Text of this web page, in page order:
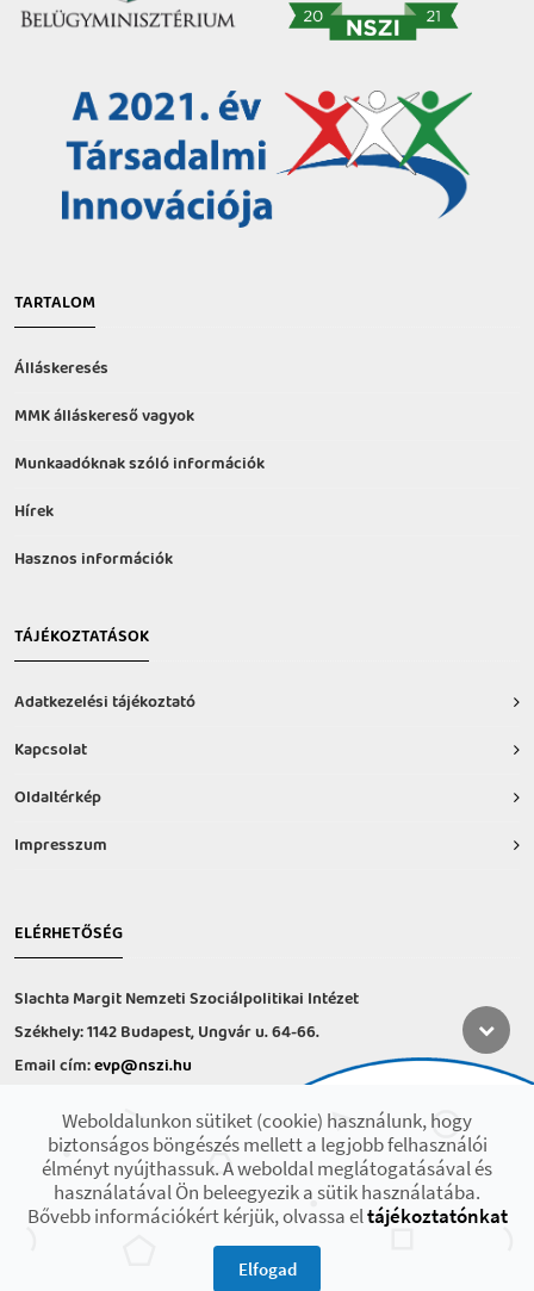
TARTALOM
Álláskeresés
MMK álláskereső vagyok
Munkaadóknak szóló információk
Hírek
Hasznos információk
TÁJÉKOZTATÁSOK
Adatkezelési tájékoztató
Kapcsolat
Oldaltérkép
Impresszum
ELÉRHETŐSÉG
Slachta Margit Nemzeti Szociálpolitikai Intézet
Székhely: 1142 Budapest, Ungvár u. 64-66.
Email cím:evp@nszi.hu
hétfő-csütörtök: 8:00-16:00
péntek: 8:00-14.00
2021 © Minden jog fenntartva! Készült az EFOP-1.9.3-VEKOP-17 projekt
keretében.
Weboldalunkon sütiket (cookie) használunk, hogy
biztonságos böngészés mellett a legjobb felhasználói
élményt nyújthassuk. A weboldal meglátogatásával és
használatával Ön beleegyezik a sütik használatába.
Bővebb információkért kérjük, olvassa eltájékoztatónkat
Elfogad